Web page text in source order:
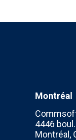
Montréal
4446
Montréal,